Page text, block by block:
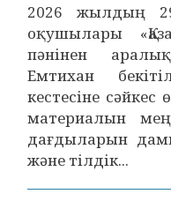
2026 жылдың
оқушылары
пәнінен
Емтихан
кестесіне сәйкес
материалын
дағдыларын
және тілдік...